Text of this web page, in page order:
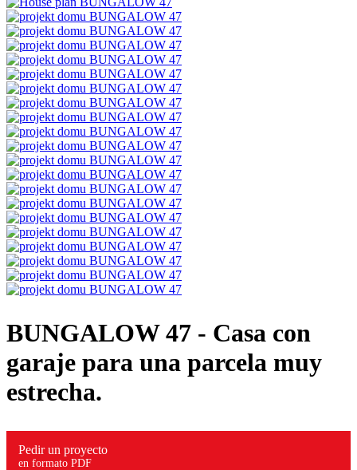
BUNGALOW 47 - Casa con
garaje para una parcela muy
estrecha.
Pedir un proyecto
en formato PDF